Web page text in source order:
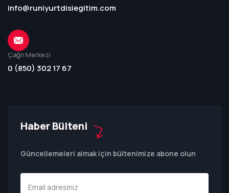
info@runiyurtdisiegitim.com
Çağrı Merkezi
0 (850) 302 17 67
Haber Bülteni
Güncellemeleri almak için bültenimize abone olun